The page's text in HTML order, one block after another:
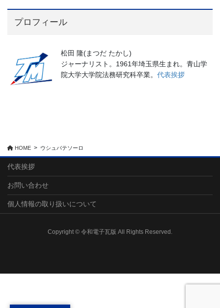
プロフィール
松田 隆(まつだ たかし)
ジャーナリスト。1961年埼玉県生まれ。青山学
院大学大学院法務研究科卒業。 代表挨拶
HOME ウシュバテソーロ
代表挨拶
お問い合わせ
個人情報の取り扱いについて
Copyright © 令和電子瓦版 All Rights Reserved.